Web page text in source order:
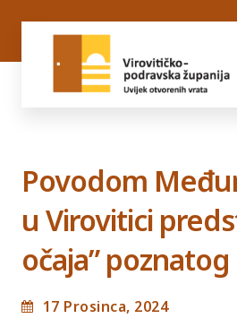
Povodom
u Virovitici
očaja”
17 Prosinca, 2024